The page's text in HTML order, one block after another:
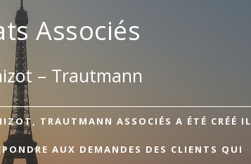
Associés
– Trautmann
TRAUTMANN ASSOCIÉS A ÉTÉ CRÉÉ IL
AUX DEMANDES DES CLIENTS QUI